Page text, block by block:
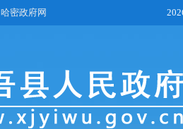
哈密政府网